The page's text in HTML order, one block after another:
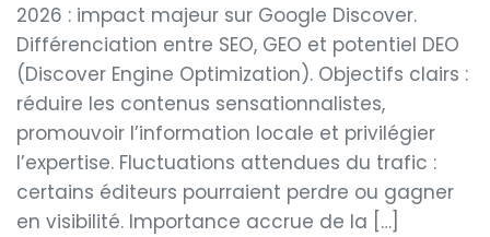
2026 : impact majeur sur Google Discover.
Différenciation entre SEO, GEO et potentiel DEO
(Discover Engine Optimization). Objectifs clairs :
réduire les contenus sensationnalistes,
promouvoir l’information locale et privilégier
l’expertise. Fluctuations attendues du trafic :
certains éditeurs pourraient perdre ou gagner
en visibilité. Importance accrue de la […]